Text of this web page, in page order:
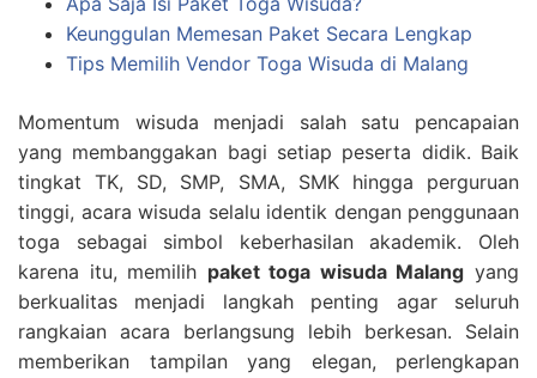
Keunggulan Memesan Paket Secara Lengkap
Tips Memilih Vendor Toga Wisuda di Malang
Momentum wisuda menjadi salah satu pencapaian
yang membanggakan bagi setiap peserta didik. Baik
tingkat TK, SD, SMP, SMA, SMK hingga perguruan
tinggi, acara wisuda selalu identik dengan penggunaan
toga sebagai simbol keberhasilan akademik. Oleh
karena itu, memilih paket toga wisuda Malang yang
berkualitas menjadi langkah penting agar seluruh
rangkaian acara berlangsung lebih berkesan. Selain
memberikan tampilan yang elegan, perlengkapan